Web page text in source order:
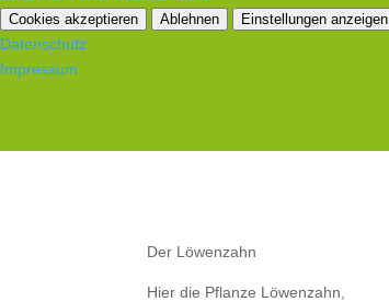
Cookies akzeptieren Ablehnen Einstellungen anzeigen
Datenschutz
Impressum
Der Löwenzahn
Hier die Pflanze Löwenzahn,